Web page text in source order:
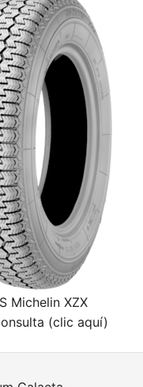
Michelin XZX
(clic aquí)